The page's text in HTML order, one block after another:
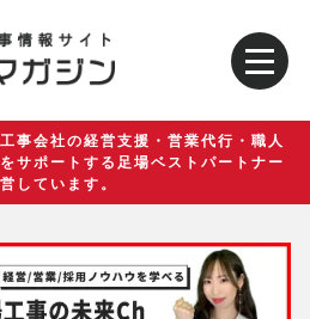
事会社の経営支援・営業代行・職人
サポートする足場ベストパートナー
しています。